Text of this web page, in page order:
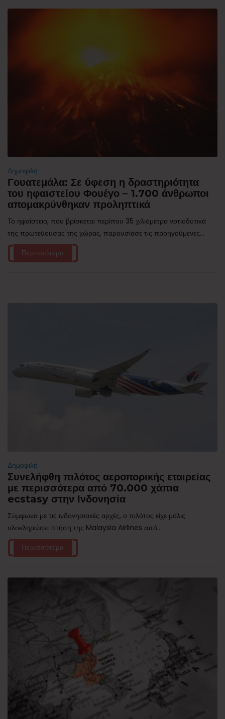
Δημοφιλή
Γουατεμάλα: Σε ύφεση η δραστηριότητα
του ηφαιστείου Φουέγο – 1.700 άνθρωποι
απομακρύνθηκαν προληπτικά
Το ηφαίστειο, που βρίσκεται περίπου 35 χιλιόμετρα νοτιοδυτικά
της πρωτεύουσας της χώρας, παρουσίασε τις προηγούμενες...
Περισσότερα
Δημοφιλή
Συνελήφθη πιλότος αεροπορικής εταιρείας
με περισσότερα από 70.000 χάπια
ecstasy στην Ινδονησία
Σύμφωνα με τις ινδονησιακές αρχές, ο πιλότος είχε μόλις
ολοκληρώσει πτήση της Malaysia Airlines από...
Περισσότερα